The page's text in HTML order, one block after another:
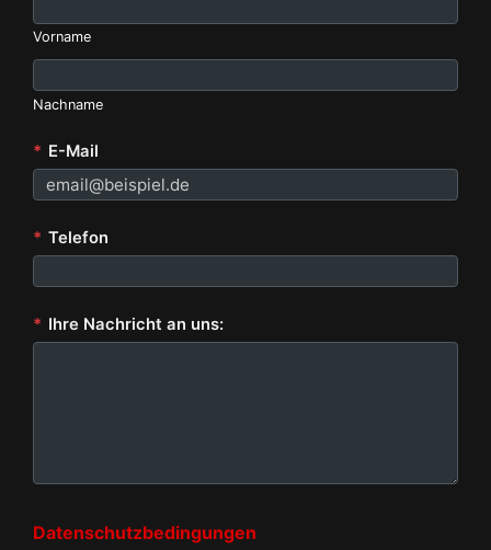
Vorname
Nachname
* E-Mail
* Telefon
* Ihre Nachricht an uns:
Datenschutzbedingungen